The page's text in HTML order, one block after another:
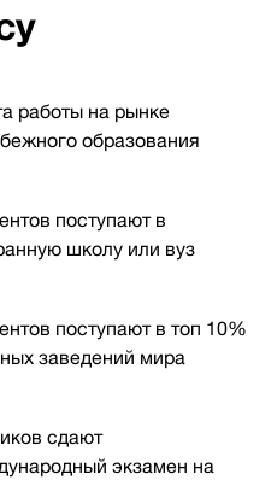
работы на рынке
образования
поступают в
школу или вуз
поступают в топ 10%
заведений мира
сдают
экзамен на